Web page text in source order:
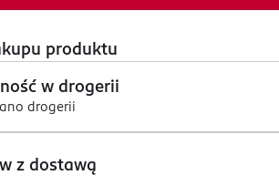
produktu
w drogerii
drogerii
z dostawą